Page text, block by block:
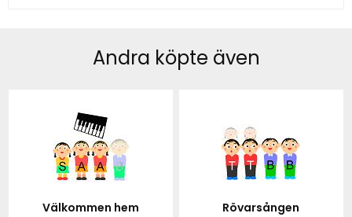
Andra köpte även
Välkommen hem Rövarsången